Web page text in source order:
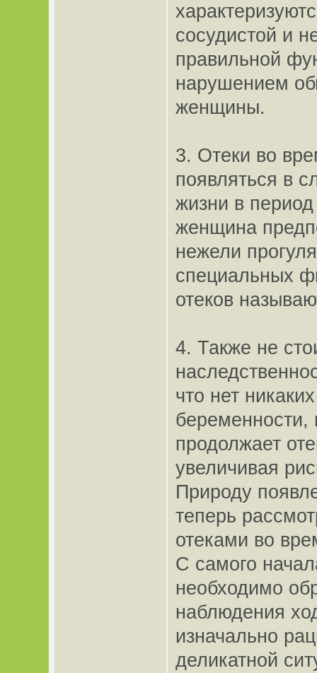
сосудистой и
правильной
нарушением
женщины.
3. Отеки во
появляться в
жизни в
женщина
нежели
специальных
отеков
4. Также не
что нет
продолжает
увеличивая
Природу
теперь
отеками во
С самого
необходимо
наблюдения
изначально
деликатной